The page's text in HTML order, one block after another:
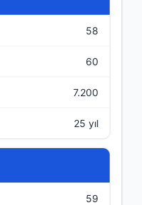
58
60
7.200
25 yıl
59